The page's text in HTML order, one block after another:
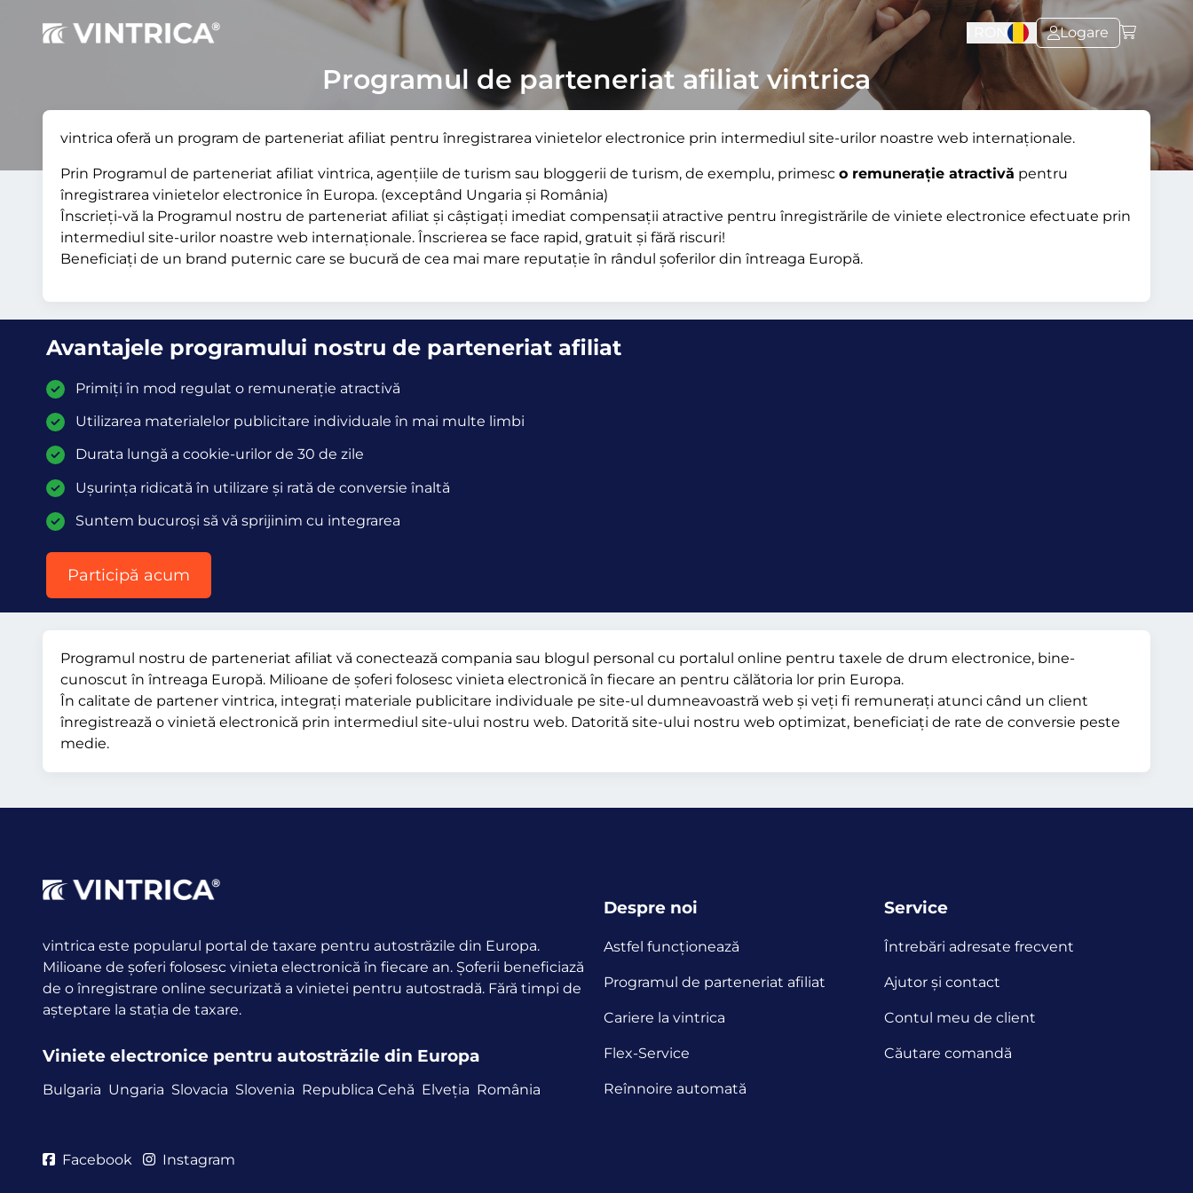
Logare
Programul de parteneriat afiliat vintrica
vintrica oferă un program de parteneriat afiliat pentru înregistrarea vinietelor electronice prin intermediul site-urilor noastre web internaționale.
Prin Programul de parteneriat afiliat vintrica, agențiile de turism sau bloggerii de turism, de exemplu, primesc o remunerație atractivă pentru
înregistrarea vinietelor electronice în Europa. (exceptând Ungaria și România)
Înscrieți-vă la Programul nostru de parteneriat afiliat și câștigați imediat compensații atractive pentru înregistrările de viniete electronice efectuate prin
intermediul site-urilor noastre web internaționale. Înscrierea se face rapid, gratuit și fără riscuri!
Beneficiați de un brand puternic care se bucură de cea mai mare reputație în rândul șoferilor din întreaga Europă.
Avantajele programului nostru de parteneriat afiliat
Primiți în mod regulat o remunerație atractivă
Utilizarea materialelor publicitare individuale în mai multe limbi
Durata lungă a cookie-urilor de 30 de zile
Ușurința ridicată în utilizare și rată de conversie înaltă
Suntem bucuroși să vă sprijinim cu integrarea
Participă acum
Programul nostru de parteneriat afiliat vă conectează compania sau blogul personal cu portalul online pentru taxele de drum electronice, bine-
cunoscut în întreaga Europă. Milioane de șoferi folosesc vinieta electronică în fiecare an pentru călătoria lor prin Europa.
În calitate de partener vintrica, integrați materiale publicitare individuale pe site-ul dumneavoastră web și veți fi remunerați atunci când un client
înregistrează o vinietă electronică prin intermediul site-ului nostru web. Datorită site-ului nostru web optimizat, beneficiați de rate de conversie peste
medie.
vintrica este popularul portal de taxare pentru autostrăzile din Europa.
Milioane de șoferi folosesc vinieta electronică în fiecare an. Șoferii beneficiază
de o înregistrare online securizată a vinietei pentru autostradă. Fără timpi de
așteptare la stația de taxare.
Viniete electronice pentru autostrăzile din Europa
Bulgaria Ungaria Slovacia Slovenia Republica Cehă Elveția România
Despre noi
Astfel funcţionează
Programul de parteneriat afiliat
Cariere la vintrica
Flex-Service
Reînnoire automată
Service
Întrebări adresate frecvent
Ajutor și contact
Contul meu de client
Căutare comandă
Facebook Instagram